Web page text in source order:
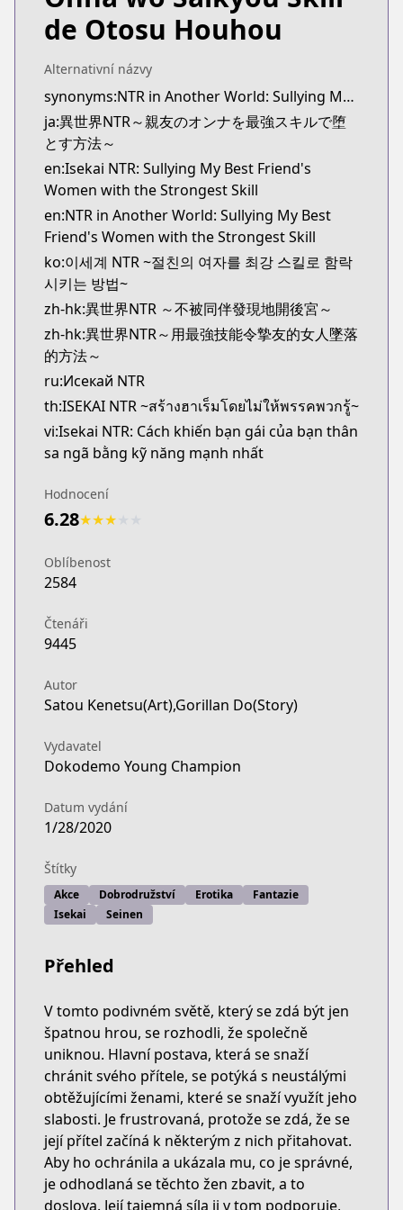
https://youngchampion.jp/series/4d29be95055a4
Kitsu
https://kitsu.app/manga/56098
CDJapan
CDJapan
https://www.anime-planet.com/manga/https://
MangaUpdates
MangaUpdates
https://www.mangaupdates.com/
novelUpdates
novelUpdates
https://www.novelupdates.com/series/isekai-ntr-
Book☆Walker
Book☆Walker
https://bookwalker.jp/series/278894/list
de Otosu Houhou
Alternativní názvy
synonyms:NTR in Another World: Sullying My Best Friend's Women With the Strongest Skill
ja:異世界NTR～親友のオンナを最強スキルで堕
とす方法～
en:Isekai NTR: Sullying My Best Friend's
Women with the Strongest Skill
en:NTR in Another World: Sullying My Best
Friend's Women with the Strongest Skill
ko:이세계 NTR ~절친의 여자를 최강 스킬로 함락
시키는 방법~
zh-hk:異世界NTR ～不被同伴發現地開後宮～
zh-hk:異世界NTR～用最強技能令摯友的女人墜落
的方法～
ru:Исекай NTR
th:ISEKAI NTR ~สร้างฮาเร็มโดยไม่ให้พรรคพวกรู้~
vi:Isekai NTR: Cách khiến bạn gái của bạn thân
sa ngã bằng kỹ năng mạnh nhất
Hodnocení
6.28★★★
Oblíbenost
2584
Čtenáři
9445
Autor
Satou Kenetsu(Art),Gorillan Do(Story)
Vydavatel
Dokodemo Young Champion
Datum vydání
1/28/2020
Štítky
Akce Dobrodružství Erotika
Fantazie
Isekai
Seinen
Přehled
V tomto podivném světě, který se zdá být jen
špatnou hrou, se rozhodli, že společně
uniknou. Hlavní postava, která se snaží
chránit svého přítele, se potýká s neustálými
obtěžujícími ženami, které se snaží využít jeho
slabosti. Je frustrovaná, protože se zdá, že se
její přítel začíná k některým z nich přitahovat.
Aby ho ochránila a ukázala mu, co je správné,
je odhodlaná se těchto žen zbavit, a to
doslova. Její tajemná síla ji v tom podporuje,